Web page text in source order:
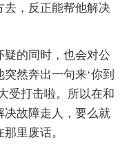
去，反正能帮他解决
的同时，也会对公
然奔出一句来‘你到
受打击啦。所以在和
决故障走人，要么就
里废话。